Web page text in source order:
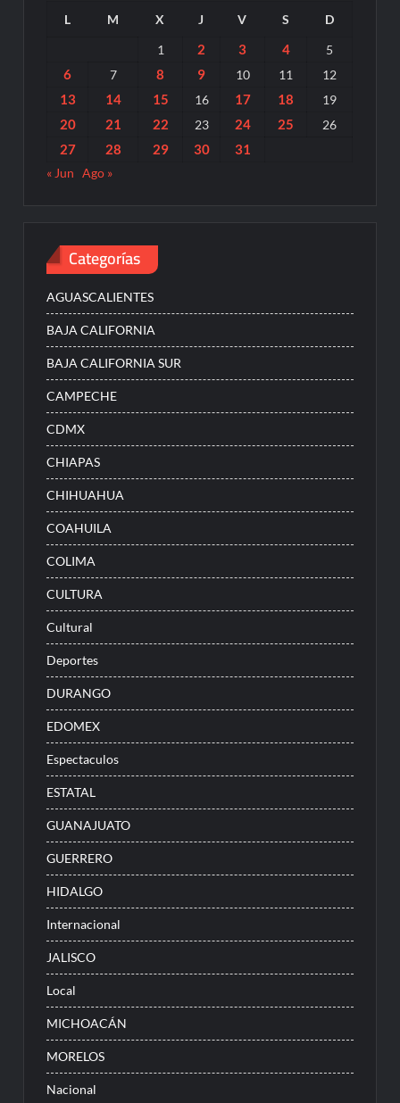
L M X J V S
D
1
2 3 4 5
6 7 8 9 10 11 12
13 14 15 16 17 18 19
20 21 22 23 24 25 26
27 28 29 30 31
« Jun Ago »
Categorías
AGUASCALIENTES
BAJA CALIFORNIA
BAJA CALIFORNIA SUR
CAMPECHE
CDMX
CHIAPAS
CHIHUAHUA
COAHUILA
COLIMA
CULTURA
Cultural
Deportes
DURANGO
EDOMEX
Espectaculos
ESTATAL
GUANAJUATO
GUERRERO
HIDALGO
Internacional
JALISCO
Local
MICHOACÁN
MORELOS
Nacional